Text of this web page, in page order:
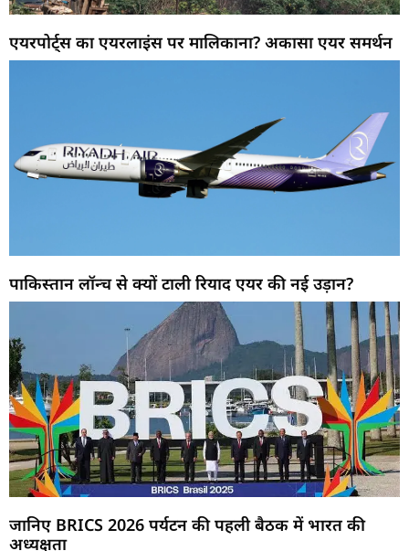
एयरपोर्ट्स का एयरलाइंस पर मालिकाना? अकासा एयर समर्थन
पाकिस्तान लॉन्च से क्यों टाली रियाद एयर की नई उड़ान?
जानिए BRICS 2026 पर्यटन की पहली बैठक में भारत की
अध्यक्षता